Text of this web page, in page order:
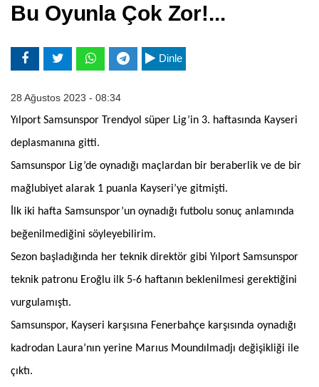
Bu Oyunla Çok Zor!...
Dinle
28 Ağustos 2023 - 08:34
Yılport Samsunspor Trendyol süper Lig’in 3. haftasında Kayseri
deplasmanına gitti.
Samsunspor Lig’de oynadığı maçlardan bir beraberlik ve de bir
mağlubiyet alarak 1 puanla Kayseri’ye gitmişti.
İlk iki hafta Samsunspor’un oynadığı futbolu sonuç anlamında
beğenilmediğini söyleyebilirim.
Sezon başladığında her teknik direktör gibi Yılport Samsunspor
teknik patronu Eroğlu ilk 5-6 haftanın beklenilmesi gerektiğini
vurgulamıştı.
Samsunspor, Kayseri karşısına Fenerbahçe karşısında oynadığı
kadrodan Laura’nın yerine Marıus Moundılmadjı değişikliği ile
çıktı.